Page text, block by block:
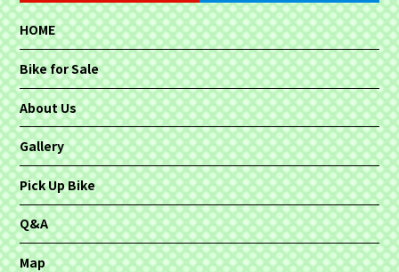
HOME
Bike for Sale
About Us
Gallery
Pick Up Bike
Q&A
Map